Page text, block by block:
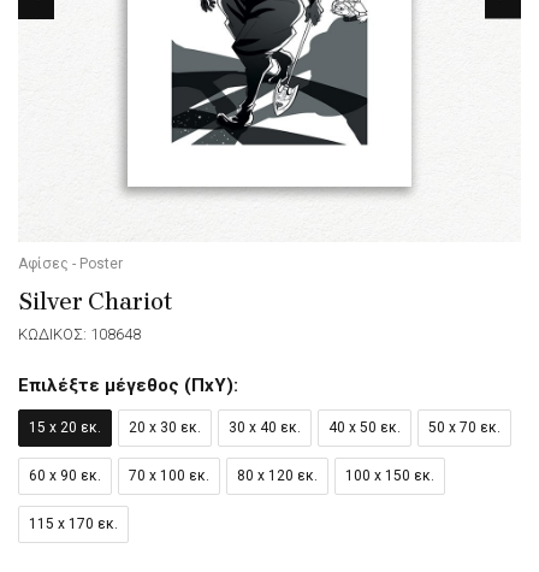
Αφίσες - Poster
Silver Chariot
ΚΩΔΙΚΟΣ: 108648
Επιλέξτε μέγεθος (ΠxΥ):
15 x 20 εκ. 20 x 30 εκ. 30 x 40 εκ. 40 x 50 εκ. 50 x 70 εκ.
60 x 90 εκ. 70 x 100 εκ. 80 x 120 εκ. 100 x 150 εκ.
115 x 170 εκ.